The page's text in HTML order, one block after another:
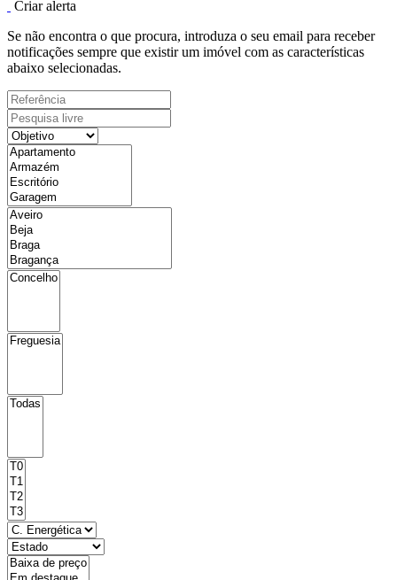
Criar alerta
Se não encontra o que procura, introduza o seu email para receber
notificações sempre que existir um imóvel com as características
abaixo selecionadas.